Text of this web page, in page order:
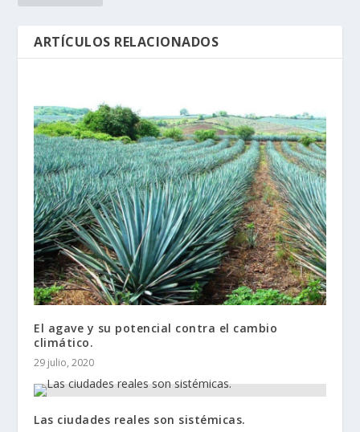
ARTÍCULOS RELACIONADOS
El agave y su potencial contra el cambio
climático.
29 julio, 2020
Las ciudades reales son sistémicas.